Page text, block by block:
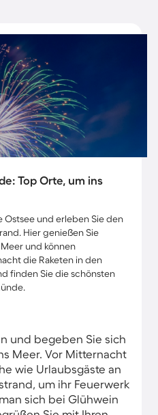
Top Orte, um ins
und erleben Sie den
Hier genießen Sie
und können
die Raketen in den
finden Sie die schönsten
und begeben Sie sich
Meer. Vor Mitternacht
wie Urlaubsgäste an
um ihr Feuerwerk
sich bei Glühwein